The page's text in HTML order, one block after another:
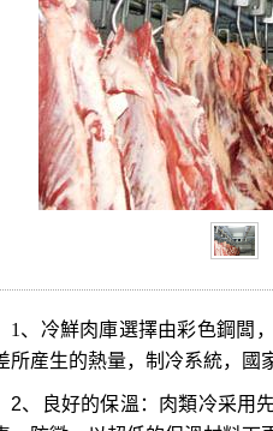
1、 冷鮮肉庫選擇由彩色鋼闆
所産生的熱量，制冷系統，國
2、良好的保溫：肉類冷采用